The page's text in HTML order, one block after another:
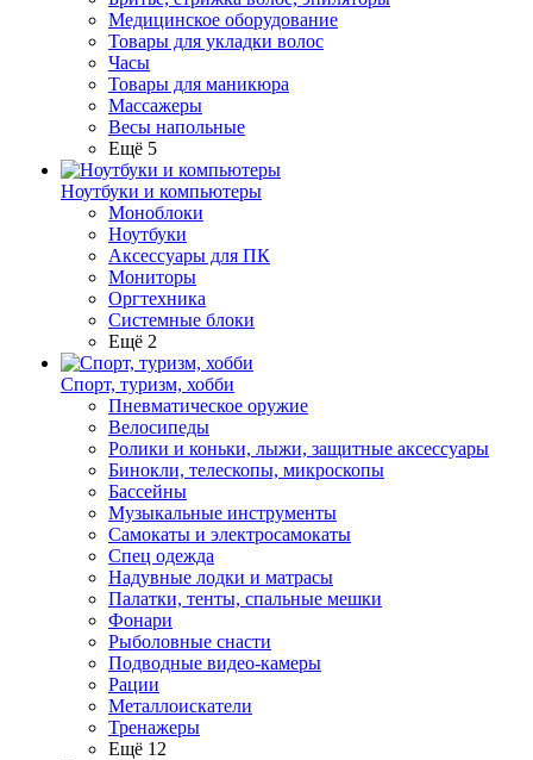
Медицинское оборудование
Товары для укладки волос
Часы
Товары для маникюра
Массажеры
Весы напольные
Ещё 5
Ноутбуки и компьютеры
Моноблоки
Ноутбуки
Аксессуары для ПК
Мониторы
Оргтехника
Системные блоки
Ещё 2
Спорт, туризм, хобби
Пневматическое оружие
Велосипеды
Ролики и коньки, лыжи, защитные аксессуары
Бинокли, телескопы, микроскопы
Бассейны
Музыкальные инструменты
Самокаты и электросамокаты
Спец одежда
Надувные лодки и матрасы
Палатки, тенты, спальные мешки
Фонари
Рыболовные снасти
Подводные видео-камеры
Рации
Металлоискатели
Тренажеры
Ещё 12